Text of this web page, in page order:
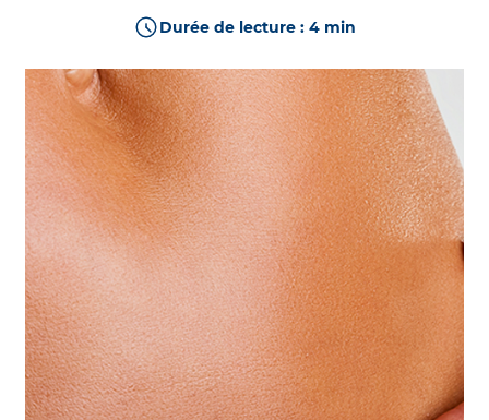
Durée de lecture : 4 min